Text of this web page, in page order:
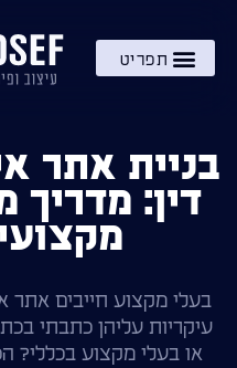
בניית אתר
דין:
בעלי מקצוע חייבים אתר
עיקריות עליהן כתבתי
או בעלי מקצוע בכללי?